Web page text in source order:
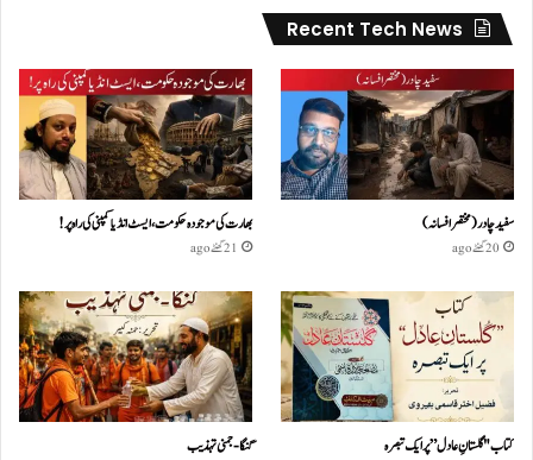
Recent Tech News
سفید چادر( مختصر افسانہ)
20 گھنٹے ago
بھارت کی موجودہ حکومت،ایسٹ انڈیا کمپنی کی راہ پر!
21 گھنٹے ago
کتاب "گلستانِ عادل” پر ایک تبصرہ گنگا-جمنی تہذیب